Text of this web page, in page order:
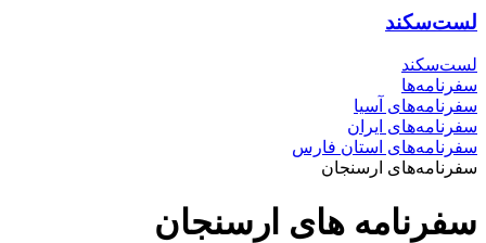
لست‌سکند
لست‌سکند
سفرنامه‌ها
سفرنامه‌های آسیا
سفرنامه‌های ایران
سفرنامه‌های استان فارس
سفرنامه‌های ارسنجان
سفرنامه های ارسنجان